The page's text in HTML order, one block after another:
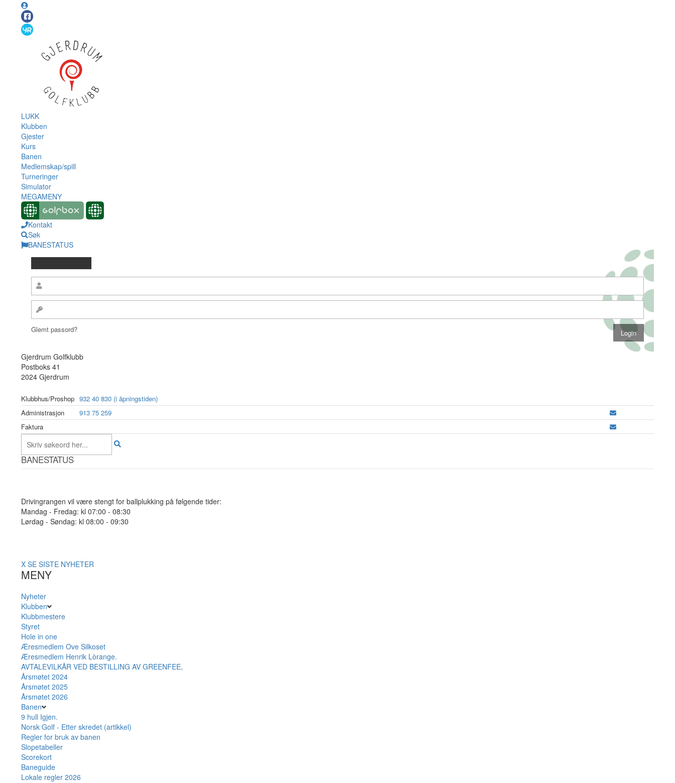
LUKK
Klubben
Gjester
Kurs
Banen
Medlemskap/spill
Turneringer
Simulator
MEGAMENY
Kontakt
Søk
BANESTATUS
Glemt passord?
Gjerdrum Golfklubb
Postboks 41
2024 Gjerdrum
Klubbhus/Proshop 932 40 830 (i åpningstiden)
Administrasjon
913 75 259
Faktura
BANESTATUS
Drivingrangen vil være stengt for ballplukking på følgende tider:
Mandag - Fredag: kl 07:00 - 08:30
Lørdag - Søndag: kl 08:00 - 09:30
X SE SISTE NYHETER
MENY
Nyheter
Klubben
Klubbmestere
Styret
Hole in one
Æresmedlem Ove Silkoset
Æresmedlem Henrik Lòrange.
AVTALEVILKÅR VED BESTILLING AV GREENFEE,
Årsmøtet 2024
Årsmøtet 2025
Årsmøtet 2026
Banen
9 hull Igjen.
Norsk Golf - Etter skredet (artikkel)
Regler for bruk av banen
Slopetabeller
Scorekort
Baneguide
Lokale regler 2026